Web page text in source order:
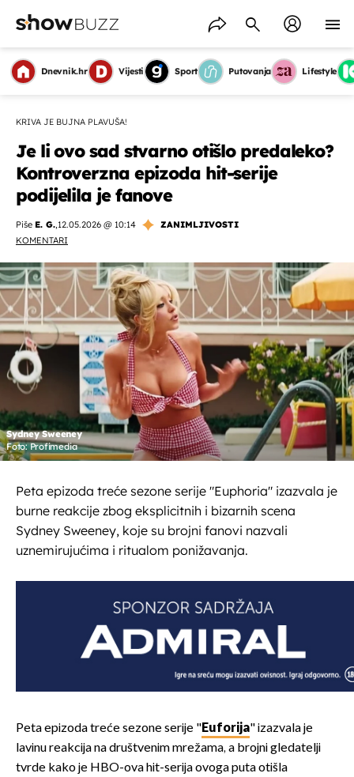
Dnevnik.hr Vijesti Sport Putovanja Lifestyle
KRIVA JE BUJNA PLAVUŠA!
Je li ovo sad stvarno otišlo predaleko?
Kontroverzna epizoda hit-serije
podijelila je fanove
Piše E. G.,12.05.2026 @ 10:14
ZANIMLJIVOSTI
KOMENTARI
Sydney Sweeney
Foto: Profimedia
Peta epizoda treće sezone serije "Euphoria" izazvala je
burne reakcije zbog eksplicitnih i bizarnih scena
Sydney Sweeney, koje su brojni fanovi nazvali
uznemirujućima i ritualom ponižavanja.
Peta epizoda treće sezone serije "Euforija" izazvala je
lavinu reakcija na društvenim mrežama, a brojni gledatelji
tvrde kako je HBO-ova hit-serija ovoga puta otišla
OMOGUĆI OBAVIJESTI